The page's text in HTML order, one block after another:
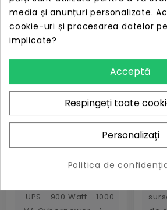
CyberPower Basic
PDU20BHVIEC12R -
PRET
ÎN STOC
PRET
ÎN
media și anunțuri personalizate.
cookie-uri și procesarea datelor
implicate?
Acceptă
Respingeți toate
Personalizați
Politica de